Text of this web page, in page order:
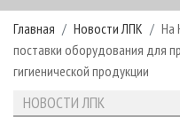
РУБРИКИ И ТЕМЫ
РУБРИКИ ЖУРНАЛА
ЛЕСНОЕ ХОЗЯЙСТВО
ЛЕСОЗАГОТОВКА
НОВОСТИ
КАЛЕНДАРЬ СОБЫТИЙ
НОВОСТИ ЛПК
ПРОЕКТЫ ЛПИ
АНАЛИТИКА
АРХИВ
Главная Новости ЛПК
На
поставки оборудования для
гигиенической продукции
НОВОСТИ ЛПК